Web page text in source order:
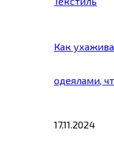
Как
одеялами,
17.11.2024